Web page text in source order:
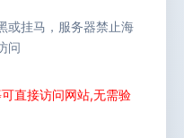
或挂马，服务器禁止海
问
直接访问网站,无需验